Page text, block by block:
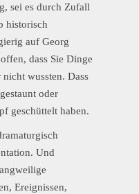
sei es durch Zufall
historisch
auf Georg
dass Sie Dinge
wussten. Dass
oder
geschüttelt haben.
Und
Ereignissen,